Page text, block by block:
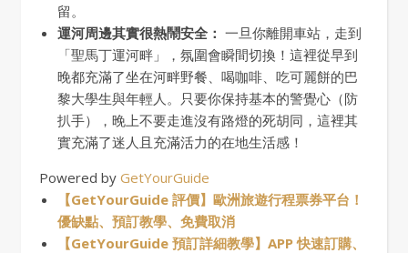
留。
運河周邊其實很熱鬧安全： 一旦你離開車站，走到
「聖馬丁運河畔」，氛圍會瞬間切換！這裡從早到
晚都充滿了坐在河畔野餐、喝咖啡、吃可麗餅的巴
黎大學生與年輕人。只要你保持基本的警覺心（防
扒手），晚上不要走進沒有路燈的死胡同，這裡其
實充滿了迷人且充滿活力的在地生活感！
Powered by GetYourGuide
【GetYourGuide 評價】歐洲旅遊行程票券平台！
優缺點、預訂教學、免費取消
【GetYourGuide 預訂詳細教學】APP 快速訂購、